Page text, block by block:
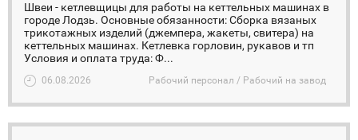
Швеи - кетлевщицы для работы на кеттельных машинах в
городе Лодзь. Основные обязанности: Сборка вязаных
трикотажных изделий (джемпера, жакеты, свитера) на
кеттельных машинах. Кетлевка горловин, рукавов и тп
Условия и оплата труда: Ф...
06.08.2026 Рабочий персонал / Рабочий на завод